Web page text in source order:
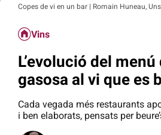
Copes de vi en un bar | Romain Huneau,
Vins
L’evolució del
gasosa al vi que es
Cada vegada més restaurants
i ben elaborats, pensats per